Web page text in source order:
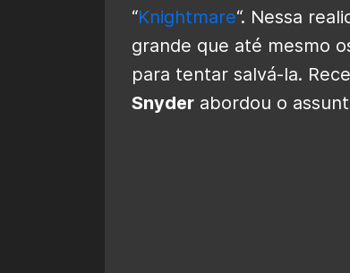
“Knightmare“. Nessa
grande que até mesmo
para tentar salvá-la.
Snyder abordou o